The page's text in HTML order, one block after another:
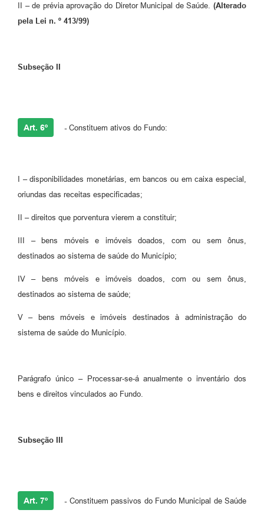
II – de prévia aprovação do Diretor Municipal de Saúde. (Alterado
pela Lei n. º 413/99)
Subseção II
Art. 6º - Constituem ativos do Fundo:
I – disponibilidades monetárias, em bancos ou em caixa especial,
oriundas das receitas especificadas;
II – direitos que porventura vierem a constituir;
III – bens móveis e imóveis doados, com ou sem ônus,
destinados ao sistema de saúde do Município;
IV – bens móveis e imóveis doados, com ou sem ônus,
destinados ao sistema de saúde;
V – bens móveis e imóveis destinados à administração do
sistema de saúde do Município.
Parágrafo único – Processar-se-á anualmente o inventário dos
bens e direitos vinculados ao Fundo.
Subseção III
Art. 7º - Constituem passivos do Fundo Municipal de Saúde